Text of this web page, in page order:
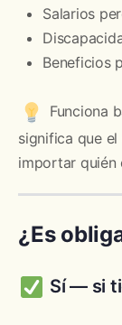
Salarios
Beneficios
Funciona
significa que
importar quién
¿Es
Sí — si